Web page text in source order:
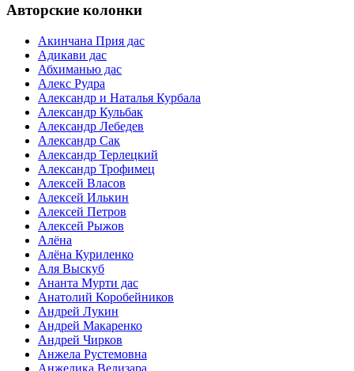
Авторские колонки
Акинчана Прия дас
Адикави дас
Абхиманью дас
Алекс Рудра
Александр и Наталья Курбала
Александр Кульбак
Александр Лебедев
Александр Сак
Александр Терлецкий
Александр Трофимец
Алексей Власов
Алексей Илькин
Алексей Петров
Алексей Рыжов
Алёна
Алёна Куриленко
Аля Выскуб
Ананта Мурти дас
Анатолий Коробейников
Андрей Лукин
Андрей Макаренко
Андрей Чирков
Анжела Рустемовна
Анжелика Велизара